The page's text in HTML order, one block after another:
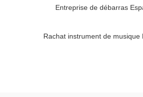
Entreprise de débarras
Rachat instrument de musique